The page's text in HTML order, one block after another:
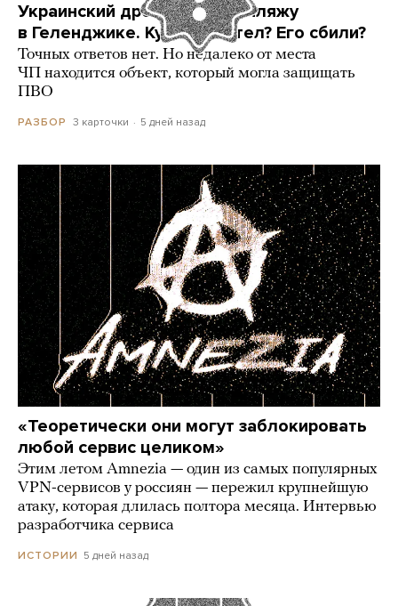
Украинский дрон попал по пляжу
в Геленджике. Куда он летел? Его сбили?
Точных ответов нет. Но недалеко от места
ЧП находится объект, который могла защищать
ПВО
РАЗБОР 3 карточки 5 дней назад
«Теоретически они могут заблокировать
любой сервис целиком»
Этим летом Amnezia — один из самых популярных
VPN-сервисов у россиян — пережил крупнейшую
атаку, которая длилась полтора месяца. Интервью
разработчика сервиса
ИСТОРИИ 5 дней назад